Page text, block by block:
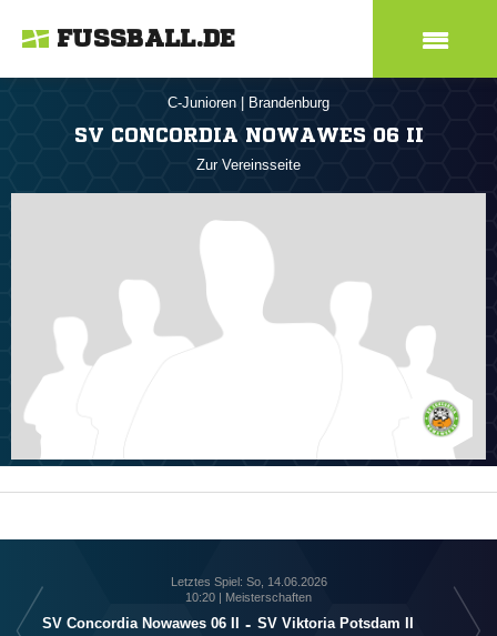
FUSSBALL.DE
C-Junioren Brandenburg
SV CONCORDIA NOWAWES 06 II
Zur Vereinsseite
Letztes Spiel: So, 14.06.2026
10:20 | Meisterschaften
SV Concordia Nowawes 06 II - SV Viktoria Potsdam II SV